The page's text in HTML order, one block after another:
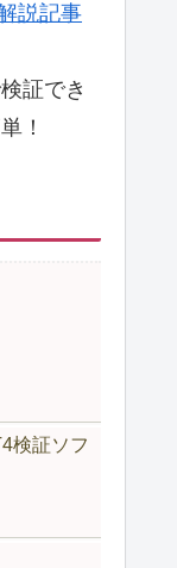
説記事
証でき
！
検証ソフ